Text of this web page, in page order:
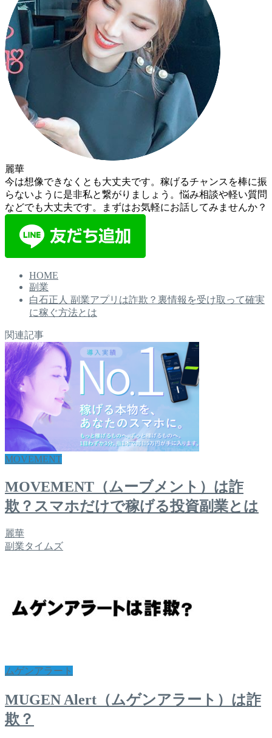
麗華
今は想像できなくとも大丈夫です。稼げるチャンスを棒に振
らないように是非私と繋がりましょう。悩み相談や軽い質問
などでも大丈夫です。まずはお気軽にお話してみませんか？
HOME
副業
白石正人 副業アプリは詐欺？裏情報を受け取って確実
に稼ぐ方法とは
関連記事
MOVEMENT
MOVEMENT（ムーブメント）は詐
欺？スマホだけで稼げる投資副業とは
麗華
副業タイムズ
ムゲンアラート
MUGEN Alert（ムゲンアラート）は詐
欺？